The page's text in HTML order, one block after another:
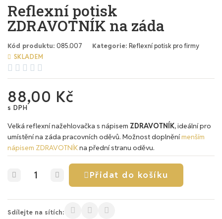
Reflexní potisk
ZDRAVOTNÍK na záda
Kód produktu 085.007 Kategorie Reflexní potisk pro firmy
SKLADEM
    
88,00 Kč
s DPH
Velká reflexní nažehlovačka s nápisem ZDRAVOTNÍK, ideální pro
umístění na záda pracovních oděvů. Možnost doplněnímenším
nápisem ZDRAVOTNÍKna přední stranu oděvu.
Přidat do košíku
Sdílejte na sítích: